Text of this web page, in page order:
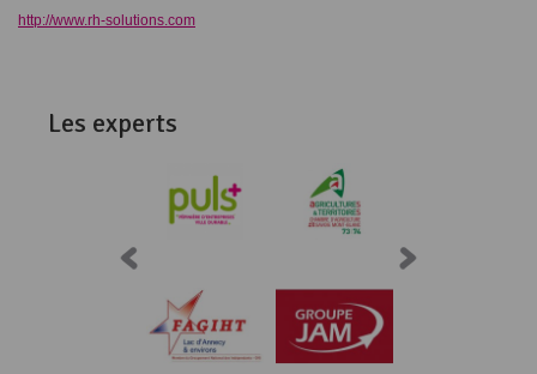
http://www.rh-solutions.com
Les experts
Consulter